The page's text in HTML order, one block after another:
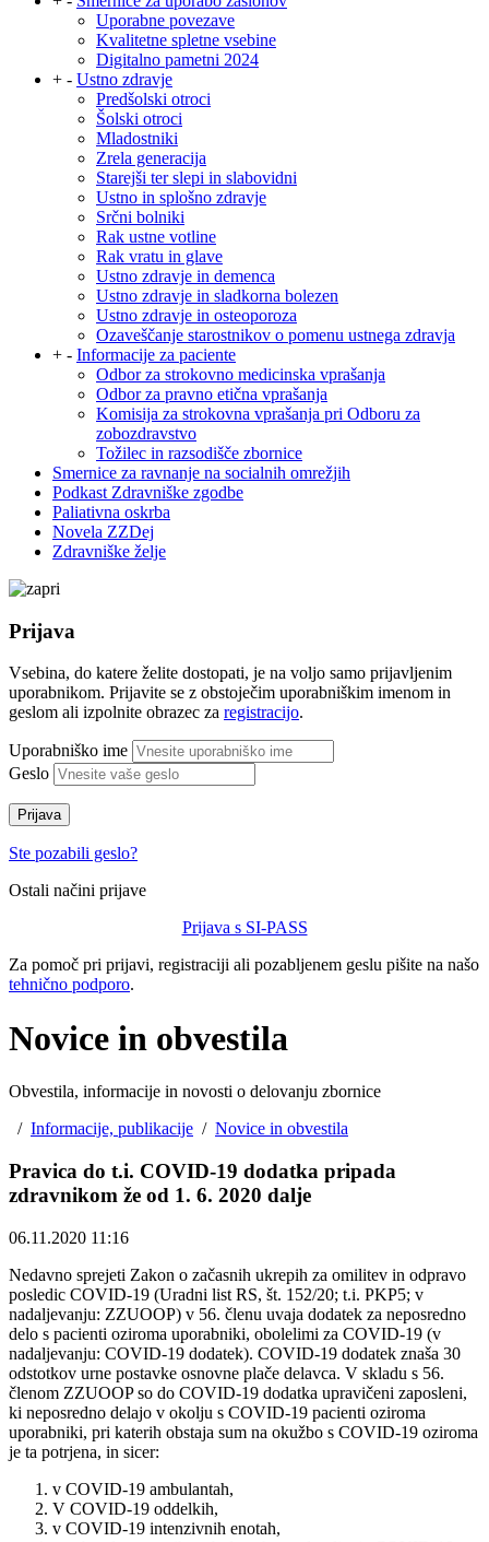
Uporabne povezave
Kvalitetne spletne vsebine
Digitalno pametni 2024
+ - Ustno zdravje
Predšolski otroci
Šolski otroci
Mladostniki
Zrela generacija
Starejši ter slepi in slabovidni
Ustno in splošno zdravje
Srčni bolniki
Rak ustne votline
Rak vratu in glave
Ustno zdravje in demenca
Ustno zdravje in sladkorna bolezen
Ustno zdravje in osteoporoza
Ozaveščanje starostnikov o pomenu ustnega zdravja
+ - Informacije za paciente
Odbor za strokovno medicinska vprašanja
Odbor za pravno etična vprašanja
Komisija za strokovna vprašanja pri Odboru za
zobozdravstvo
Tožilec in razsodišče zbornice
Smernice za ravnanje na socialnih omrežjih
Podkast Zdravniške zgodbe
Paliativna oskrba
Novela ZZDej
Zdravniške želje
Prijava
Vsebina, do katere želite dostopati, je na voljo samo prijavljenim
uporabnikom. Prijavite se z obstoječim uporabniškim imenom in
geslom ali izpolnite obrazec za registracijo.
Uporabniško ime
Geslo
Prijava
Ste pozabili geslo?
Ostali načini prijave
Prijava s SI-PASS
Za pomoč pri prijavi, registraciji ali pozabljenem geslu pišite na našo
tehnično podporo.
Novice in obvestila
Obvestila, informacije in novosti o delovanju zbornice
/ Informacije, publikacije / Novice in obvestila
Pravica do t.i. COVID-19 dodatka pripada
zdravnikom že od 1. 6. 2020 dalje
06.11.2020 11:16
Nedavno sprejeti Zakon o začasnih ukrepih za omilitev in odpravo
posledic COVID-19 (Uradni list RS, št. 152/20; t.i. PKP5; v
nadaljevanju: ZZUOOP) v 56. členu uvaja dodatek za neposredno
delo s pacienti oziroma uporabniki, obolelimi za COVID-19 (v
nadaljevanju: COVID-19 dodatek). COVID-19 dodatek znaša 30
odstotkov urne postavke osnovne plače delavca. V skladu s 56.
členom ZZUOOP so do COVID-19 dodatka upravičeni zaposleni,
ki neposredno delajo v okolju s COVID-19 pacienti oziroma
uporabniki, pri katerih obstaja sum na okužbo s COVID-19 oziroma
je ta potrjena, in sicer:
v COVID-19 ambulantah,
V COVID-19 oddelkih,
v COVID-19 intenzivnih enotah,